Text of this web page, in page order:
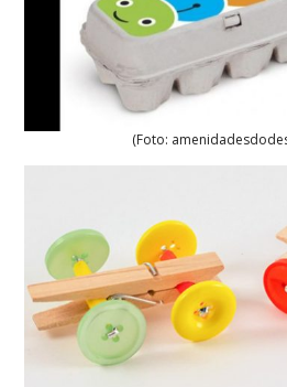
(Foto: